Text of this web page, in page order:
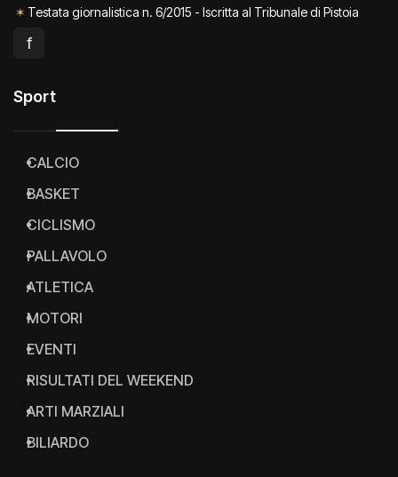
✶ Testata giornalistica n. 6/2015 - Iscritta al Tribunale di Pistoia
f
Sport
CALCIO
BASKET
CICLISMO
PALLAVOLO
ATLETICA
MOTORI
EVENTI
RISULTATI DEL WEEKEND
ARTI MARZIALI
BILIARDO